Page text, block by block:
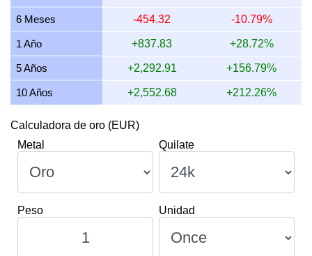
11 julio 2026 86.92 86,924.27 1,013.89
10 julio 2026 2,692.10 86.55 86,551.13 1,009.54
6 Meses -454.32 -10.79%
1 Año +837.83 +28.72%
5 Años +2,292.91 +156.79%
10 Años +2,552.68 +212.26%
Calculadora de oro (EUR)
Metal
Quilate
Peso Unidad